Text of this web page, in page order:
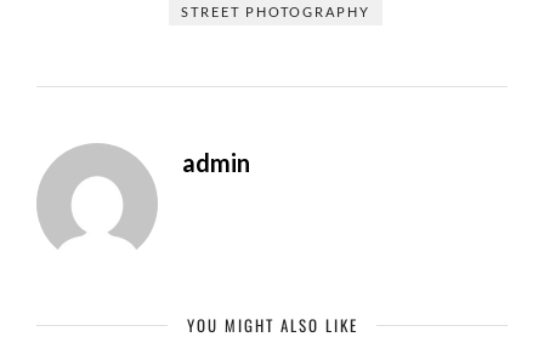
STREET PHOTOGRAPHY
admin
YOU MIGHT ALSO LIKE